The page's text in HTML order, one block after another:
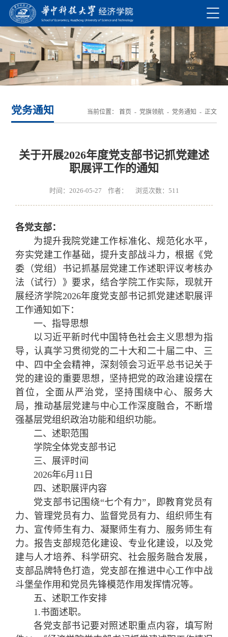
党务通知 当前位置： 首页 - 党旗领航- 党务通知 - 正文
关于开展2026年度党支部书记抓党建述
职展评工作的通知
时间：2026-05-27 作者： 浏览次数： 511
各党支部：
为提升我院党建工作标准化、规范化水平，
夯实党建工作基础，提升支部战斗力，根据《党
委（党组）书记抓基层党建工作述职评议考核办
法（试行）》要求，结合学院工作实际，现就开
展经济学院2026年度党支部书记抓党建述职展评
工作通知如下：
一、指导思想
以习近平新时代中国特色社会主义思想为指
导，认真学习贯彻党的二十大和二十届二中、三
中、四中全会精神，深刻领会习近平总书记关于
党的建设的重要思想，坚持把党的政治建设摆在
首位，全面从严治党，坚持围绕中心、服务大
局，推动基层党建与中心工作深度融合，不断增
强基层党组织政治功能和组织功能。
二、述职范围
学院全体党支部书记
三、展评时间
2026年6月11日
四、述职展评内容
党支部书记围绕“七个有力”，即教育党员有
力、管理党员有力、监督党员有力、组织师生有
力、宣传师生有力、凝聚师生有力、服务师生有
力。报告支部规范化建设、专业化建设，以及党
建与人才培养、科学研究、社会服务融合发展，
支部品牌特色打造，党支部在推进中心工作中战
斗堡垒作用和党员先锋模范作用发挥情况等。
五、述职工作安排
1.书面述职。
各党支部书记要对照述职重点内容，填写附